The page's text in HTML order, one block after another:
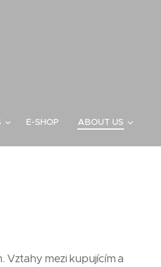
E-SHOP ABOUT US
Vztahy mezi kupujícím a